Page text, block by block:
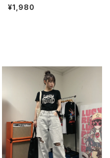
birthday キーホルダー 1020-
241126095
¥1,980